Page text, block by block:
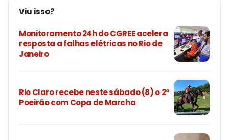
Viu isso?
Monitoramento 24h do CGREE acelera
resposta a falhas elétricas no Rio de
Janeiro
Rio Claro recebe neste sábado (8) o 2º
Poeirão com Copa de Marcha